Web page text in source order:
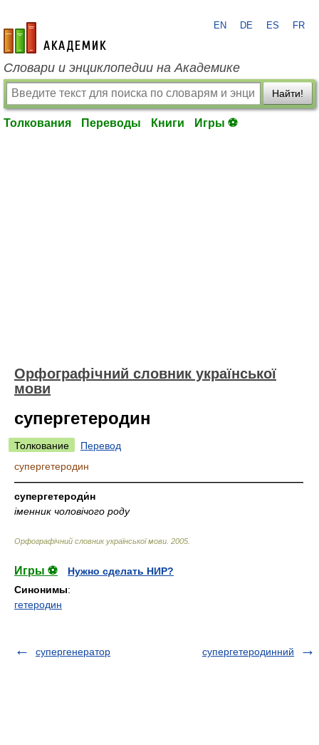
academic.ru
EN DE ES FR
Словари и энциклопедии на Академике
Найти!
Толкования Переводы Книги Игры ⚽
Орфографічний словник української
мови
супергетеродин
Толкование
Перевод
супергетеродин
—————————————————————————————
супергетероди́н
іменник чоловічого роду
Орфографічний словник української мови 2005
Игры ⚽
Нужно сделать НИР?
Синонимы:
гетеродин
супергенератор супергетеродинний